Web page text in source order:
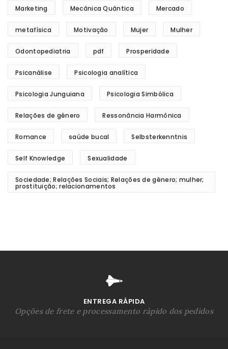
Marketing Mecânica Quântica Mercado
metafísica Motivação Mujer Mulher
Odontopediatria pdf Prosperidade
Psicanálise Psicologia analítica
Psicologia Junguiana Psicologia Simbólica
Relações de gênero Ressonância Harmônica
Romance saúde bucal Selbsterkenntnis
Self Knowledge Sexualidade
Sociedade; Relações Sociais; Relações de gênero; mulher;
prostituição; relacionamentos
ENTREGA RÁPIDA
Opções de frete e processamento rápido dos pedidos